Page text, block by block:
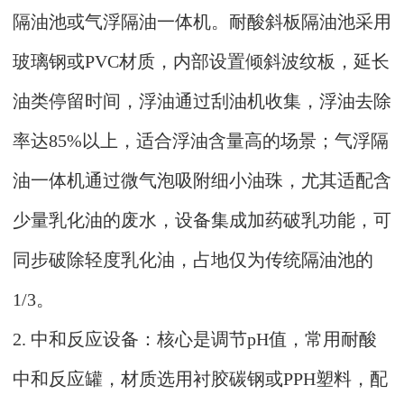
隔油池或气浮隔油一体机。耐酸斜板隔油池采用
玻璃钢或PVC材质，内部设置倾斜波纹板，延长
油类停留时间，浮油通过刮油机收集，浮油去除
率达85%以上，适合浮油含量高的场景；气浮隔
油一体机通过微气泡吸附细小油珠，尤其适配含
少量乳化油的废水，设备集成加药破乳功能，可
同步破除轻度乳化油，占地仅为传统隔油池的
1/3。
2. 中和反应设备：核心是调节pH值，常用耐酸
中和反应罐，材质选用衬胶碳钢或PPH塑料，配